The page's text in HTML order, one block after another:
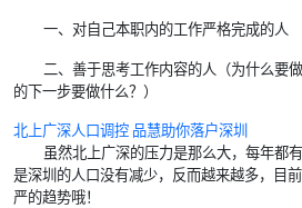
一、对自己本职内的工作严格完成的人
二、善于思考工作内容的人（为什么要
的下一步要做什么？）
北上广深人口调控 品慧助你落户深圳
虽然北上广深的压力是那么大，每年都
是深圳的人口没有减少，反而越来越多，目
严的趋势哦！